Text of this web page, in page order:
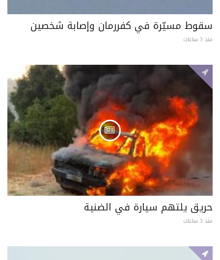
سقوط مسيّرة في كفررمان وإصابة شخصين
منذ 3 ساعات
حريق يلتهم سيارة في الضنية
منذ 3 ساعات